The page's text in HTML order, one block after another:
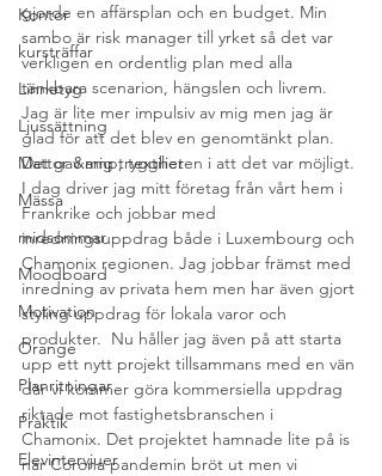
Kontor
kursträffar
Linnetyg
Ljussättning
Mattor &amp; textilier
Mässa
midsommar
Moodboard
Motivation
Orange
Planritningar
Praktik
Elevintervjuer
gjorde en affärsplan och en budget. Min
sambo är risk manager till yrket så det var
verkligen en ordentlig plan med alla
tänkbara scenarion, hängslen och livrem.
Jag är lite mer impulsiv av mig men jag är
glad för att det blev en genomtänkt plan.
Det gav mig tryggheten i att det var möjligt.
I dag driver jag mitt företag från vårt hem i
Frankrike och jobbar med
inredningsuppdrag både i Luxembourg och
Chamonix regionen. Jag jobbar främst med
inredning av privata hem men har även gjort
styling uppdrag för lokala varor och
produkter.  Nu håller jag även på att starta
upp ett nytt projekt tillsammans med en vän
där vi kommer göra kommersiella uppdrag
riktade mot fastighetsbranschen i
Chamonix. Det projektet hamnade lite på is
när Corona pandemin bröt ut men vi